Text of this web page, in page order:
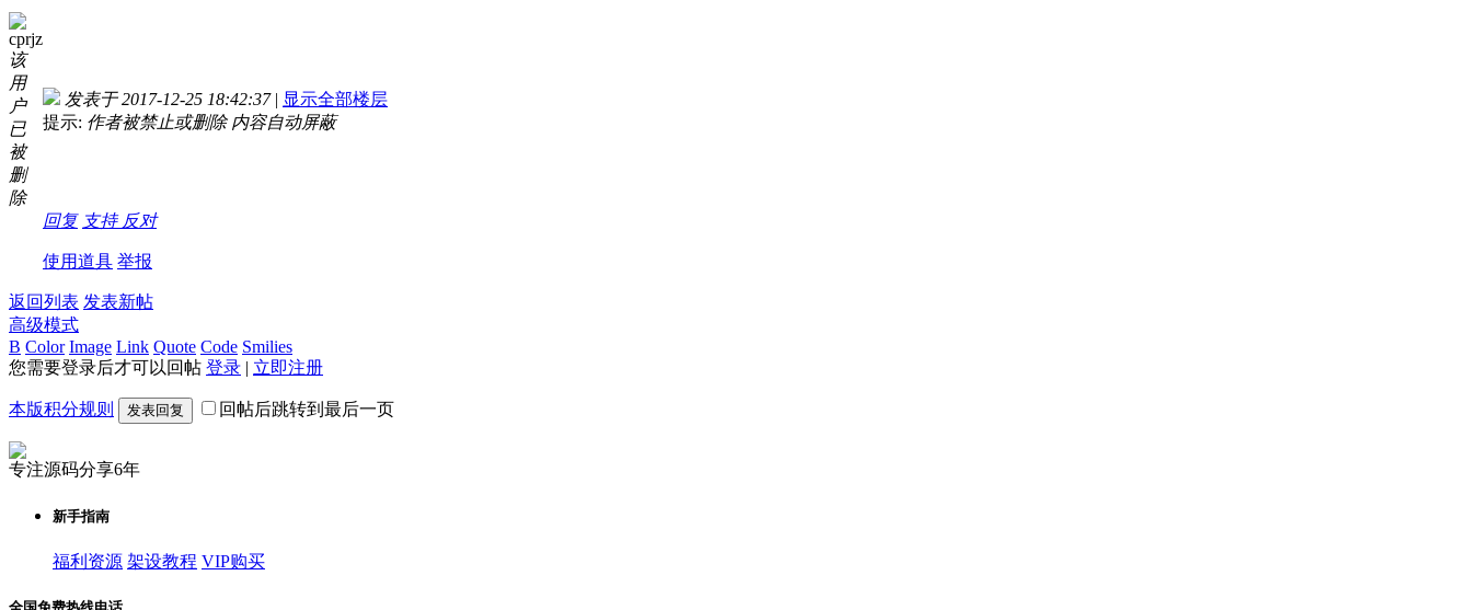
cprjz
该
用
户
已
被
删
除
发表于 2017-12-25 18:42:37 | 显示全部楼层
提示: 作者被禁止或删除 内容自动屏蔽
回复 支持 反对
使用道具 举报
返回列表 发表新帖
高级模式
B Color Image Link Quote Code Smilies
您需要登录后才可以回帖 登录 | 立即注册
本版积分规则 发表回复 回帖后跳转到最后一页
专注源码分享6年
新手指南
福利资源 架设教程 VIP购买